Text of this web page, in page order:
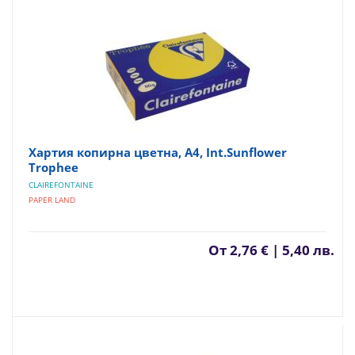
Хартия копирна цветна, А4, Int.Sunflower
Trophee
CLAIREFONTAINE
PAPER LAND
От2,76 € | 5,40 лв.